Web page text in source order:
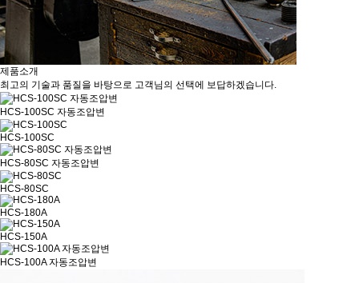
제품소개
최고의 기술과 품질을 바탕으로 고객님의 선택에 보답하겠습니다.
HCS-100SC 자동조압변
HCS-100SC
HCS-80SC 자동조압변
HCS-80SC
HCS-180A
HCS-150A
HCS-100A 자동조압변